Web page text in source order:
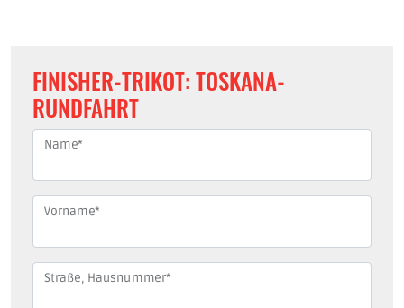
FINISHER-TRIKOT: TOSKANA-
RUNDFAHRT
Name*
Vorname*
Straße, Hausnummer*